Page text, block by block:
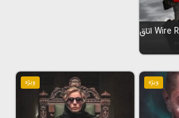
دانلود فیلم Wire Room 2022 اتاق
ویژه ویژه